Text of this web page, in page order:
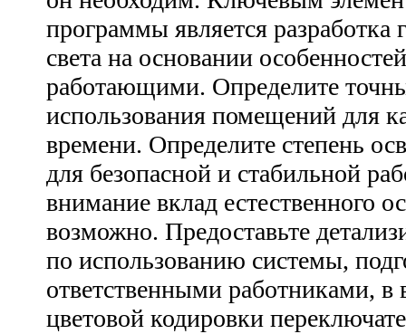
программы является разработка
света на основании
работающими. Определите
использования помещений для
времени. Определите степень
для безопасной и стабильной
внимание вклад естественного
возможно. Предоставьте
по использованию системы,
ответственными работниками,
цветовой кодировки